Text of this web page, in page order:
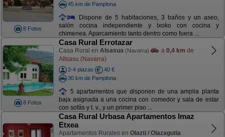
8 Fotos
45 km de Pamplona
Dispone de 5 habitaciones, 3 baños y un aseo,
salón cocina independiente y txoko con cocina y
chimenea. Aparcamiento tanto dentro como fuera ...
8 Fotos
Casa Rural Errotazar
Casa Rural en Alsasua (Navarra) a 0,4 km de
Altsasu (Navarra)
2-4 plazas
40 €
30 km de Pamplona
5 apartamentos que disponen de una amplia planta
baja asignada a una cocina con comedor y sala de estar
con sofás y t. v., y un primer piso ...
Casa Rural Urbasa Apartamentos Imaz
Etxea
Apartamentos Rurales en Olazti / Olazagutia